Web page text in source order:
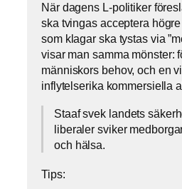
När dagens L-politiker
ska tvingas acceptera
som klagar ska tystas via
visar man samma mönster:
människors behov, och en
inflytelserika kommersiella
Staaf svek landets
liberaler sviker
och hälsa.
Tips: